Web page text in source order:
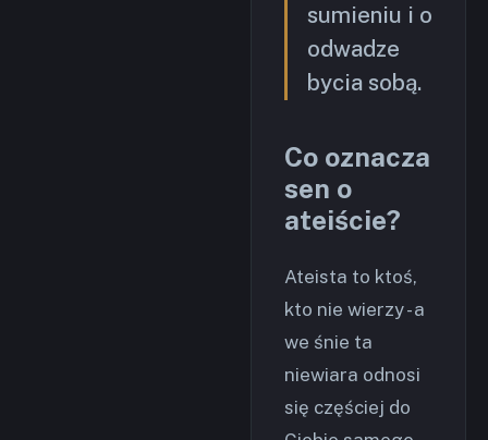
sumieniu i o
odwadze
bycia sobą.
Co oznacza
sen o
ateiście?
Ateista to ktoś,
kto nie wierzy - a
we śnie ta
niewiara odnosi
się częściej do